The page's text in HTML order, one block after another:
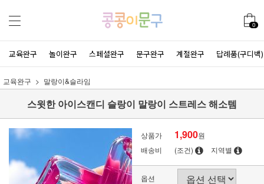
0
교육완구 놀이완구 스페셜완구 문구완구 계절완구 답례품(구디백)
교육완구 말랑이&슬라임
스윗한 아이스캔디 슬랑이 말랑이 스트레스 해소템
상품가 1,900원
배송비
(조건) 지역별
옵션